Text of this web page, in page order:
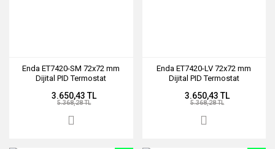
Enda ET7420-SM 72x72 mm
Dijital PID Termostat
3.650,43 TL
5.368,28 TL
Enda ET7420-LV 72x72 mm
Dijital PID Termostat
3.650,43 TL
5.368,28 TL